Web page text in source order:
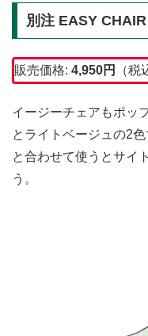
別注 EASY
販売価格: 4,950円 （税
イージーチェアもポッ
とライトベージュの2
と合わせて使うとサイ
う。